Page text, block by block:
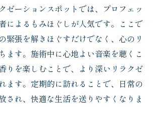
ゼーションスポットでは、プロフェッ
によるもみほぐしが人気です。ここで
緊張を解きほぐすだけでなく、心のリ
ます。施術中に心地よい音楽を聴くこ
りを楽しむことで、より深いリラクゼ
ます。定期的に訪れることで、日常の
され、快適な生活を送りやすくなりま